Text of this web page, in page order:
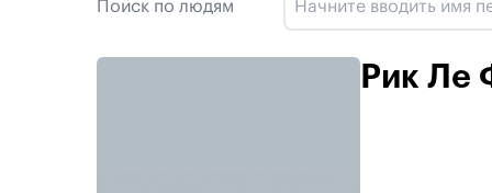
Поиск по людям
Рик Ле